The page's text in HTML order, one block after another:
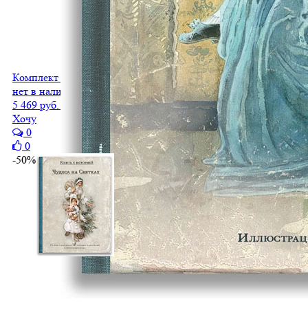
Комплект «Чудесные традиции» из трех книг
нет в наличии
5 469 руб.
2 735 руб.
Хочу
0
0
-50%